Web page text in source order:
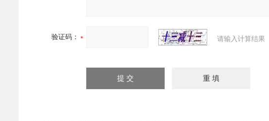
验证码： 请输入计算结果